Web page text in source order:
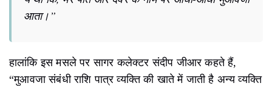
आता।”
हालांकि इस मसले पर सागर कलेक्टर संदीप जीआर कहते हैं,
“मुआवजा संबंधी राशि पात्र व्यक्ति की खाते में जाती है अन्य व्यक्ति